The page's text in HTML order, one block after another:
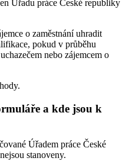
Úřadu práce České republiky
o zaměstnání uhradit
pokud v průběhu
nebo zájemcem o
a kde jsou k
Úřadem práce České
stanoveny.